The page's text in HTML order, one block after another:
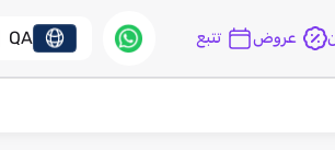
عروض تتبع QA